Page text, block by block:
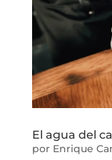
El agua del
por Enrique